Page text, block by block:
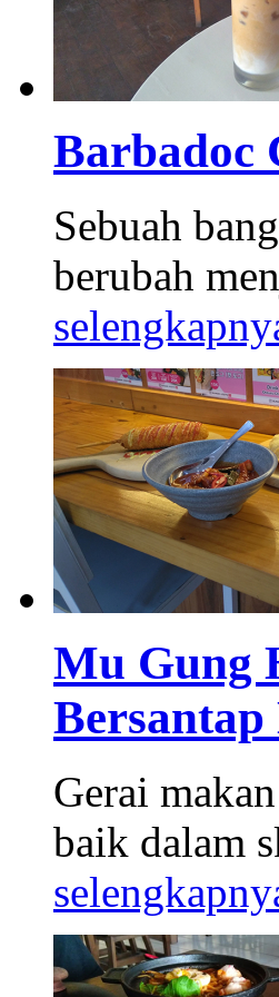
Barbadoc
Sebuah
berubah
Mu Gung
Bersantap
Gerai
baik dalam